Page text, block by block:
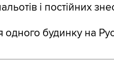
і постійних
будинку на